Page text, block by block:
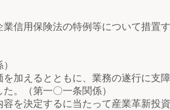
信用保険法の特例等について措置
加えるとともに、業務の遂行に支
。（第一〇一条関係）
を決定するに当たって産業革新投